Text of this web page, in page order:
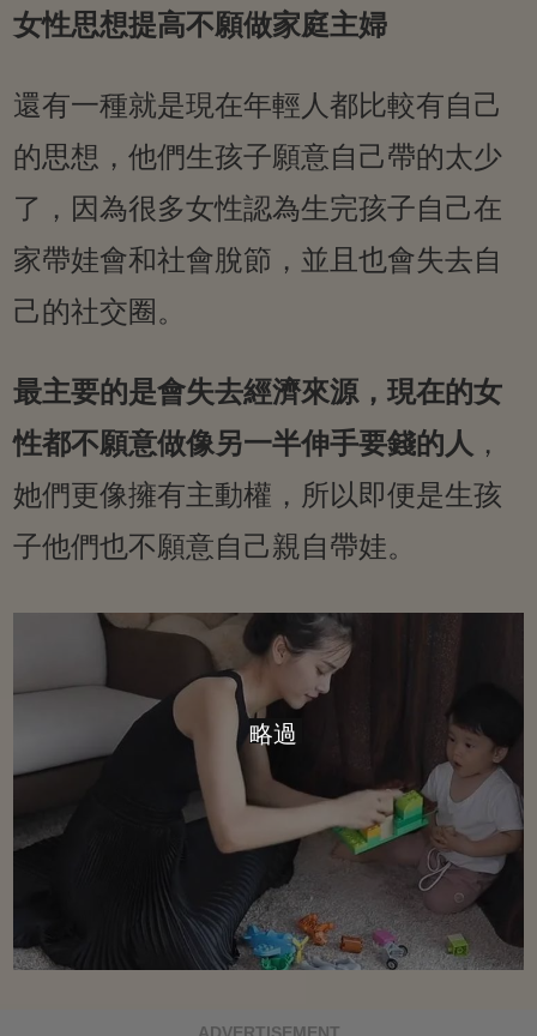
女性思想提高不願做家庭主婦
還有一種就是現在年輕人都比較有自己
的思想，他們生孩子願意自己帶的太少
了，因為很多女性認為生完孩子自己在
家帶娃會和社會脫節，並且也會失去自
己的社交圈。
最主要的是會失去經濟來源，現在的女
性都不願意做像另一半伸手要錢的人 ，
她們更像擁有主動權，所以即便是生孩
子他們也不願意自己親自帶娃。
略過